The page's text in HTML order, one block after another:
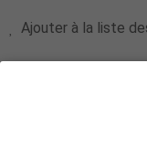
Ajouter à la liste